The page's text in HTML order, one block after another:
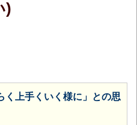
)
く上手くいく様に」との思